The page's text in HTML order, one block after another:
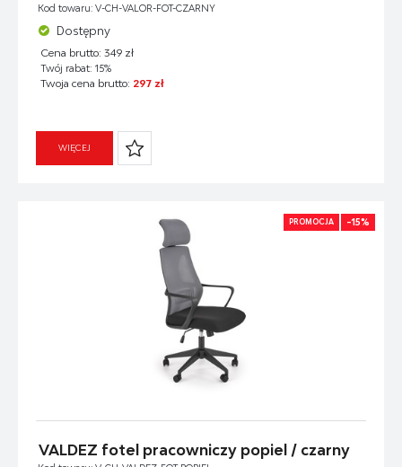
Kod towaru: V-CH-VALOR-FOT-CZARNY
Dostępny
Cena brutto: 349 zł
Twój rabat: 15%
Twoja cena brutto: 297 zł
WIĘCEJ
PROMOCJA -15%
VALDEZ fotel pracowniczy popiel / czarny